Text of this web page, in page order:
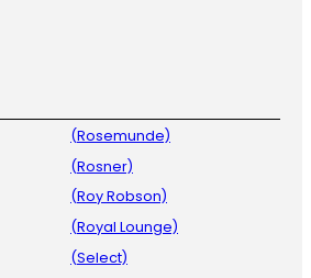
(Rosemunde)
(Rosner)
(Roy Robson)
(Royal Lounge)
(Select)